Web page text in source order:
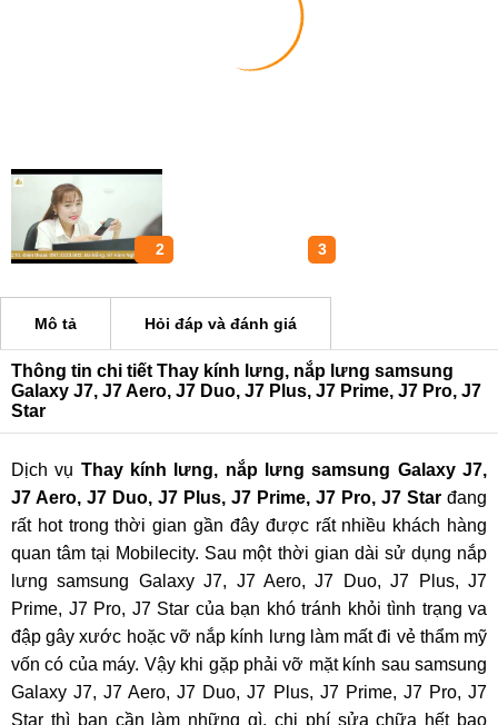
Mô tả Hỏi đáp và đánh giá
Thông tin chi tiết Thay kính lưng, nắp lưng samsung
Galaxy J7, J7 Aero, J7 Duo, J7 Plus, J7 Prime, J7 Pro, J7
Star
Dịch vụ Thay kính lưng, nắp lưng samsung Galaxy J7,
J7 Aero, J7 Duo, J7 Plus, J7 Prime, J7 Pro, J7 Star đang
rất hot trong thời gian gần đây được rất nhiều khách hàng
quan tâm tại Mobilecity. Sau một thời gian dài sử dụng nắp
lưng samsung Galaxy J7, J7 Aero, J7 Duo, J7 Plus, J7
Prime, J7 Pro, J7 Star của bạn khó tránh khỏi tình trạng va
đập gây xước hoặc vỡ nắp kính lưng làm mất đi vẻ thẩm mỹ
vốn có của máy. Vậy khi gặp phải vỡ mặt kính sau samsung
Galaxy J7, J7 Aero, J7 Duo, J7 Plus, J7 Prime, J7 Pro, J7
Star thì bạn cần làm những gì, chi phí sửa chữa hết bao